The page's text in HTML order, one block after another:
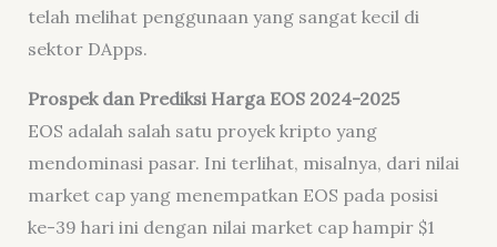
telah melihat penggunaan yang sangat kecil di
sektor DApps.
Prospek dan Prediksi Harga EOS 2024-2025
EOS adalah salah satu proyek kripto yang
mendominasi pasar. Ini terlihat, misalnya, dari nilai
market cap yang menempatkan EOS pada posisi
ke-39 hari ini dengan nilai market caphampir $1